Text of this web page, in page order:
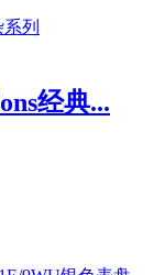
经典...